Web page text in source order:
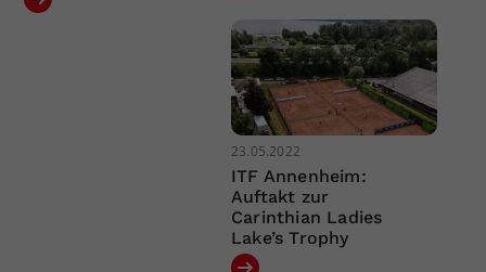
23.05.2022
ITF Annenheim:
Auftakt zur
Carinthian Ladies
Lake’s Trophy